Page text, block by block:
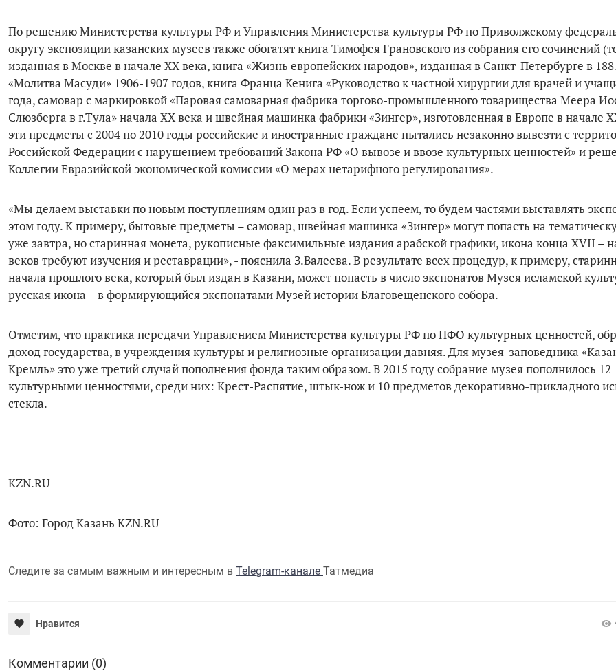
По решению Министерства культуры РФ и Управления Министерства культуры РФ по Приволжскому
округу экспозиции казанских музеев также обогатят книга Тимофея Грановского из собрания его сочинений
изданная в Москве в начале XX века, книга «Жизнь европейских народов», изданная в Санкт-Петербурге в
«Молитва Масуди» 1906-1907 годов, книга Франца Кенига «Руководство к частной хирургии для врачей и
года, самовар с маркировкой «Паровая самоварная фабрика торгово-промышленного товарищества Меера
Слюзберга в г.Тула» начала XX века и швейная машинка фабрики «Зингер», изготовленная в Европе в начале
эти предметы с 2004 по 2010 годы российские и иностранные граждане пытались незаконно вывезти с
Российской Федерации с нарушением требований Закона РФ «О вывозе и ввозе культурных ценностей» и
Коллегии Евразийской экономической комиссии «О мерах нетарифного регулирования».
«Мы делаем выставки по новым поступлениям один раз в год. Если успеем, то будем частями выставлять
этом году. К примеру, бытовые предметы – самовар, швейная машинка «Зингер» могут попасть на
уже завтра, но старинная монета, рукописные факсимильные издания арабской графики, икона конца XVII –
веков требуют изучения и реставрации», - пояснила З.Валеева. В результате всех процедур, к примеру,
начала прошлого века, который был издан в Казани, может попасть в число экспонатов Музея исламской
русская икона – в формирующийся экспонатами Музей истории Благовещенского собора.
Отметим, что практика передачи Управлением Министерства культуры РФ по ПФО культурных ценностей,
доход государства, в учреждения культуры и религиозные организации давняя. Для музея-заповедника
Кремль» это уже третий случай пополнения фонда таким образом. В 2015 году собрание музея пополнилось 12
культурными ценностями, среди них: Крест-Распятие, штык-нож и 10 предметов декоративно-прикладного
стекла.
KZN.RU
Фото: Город Казань KZN.RU
Следите за самым важным и интересным в Telegram-канале Татмедиа
Нравится
Комментарии (0)